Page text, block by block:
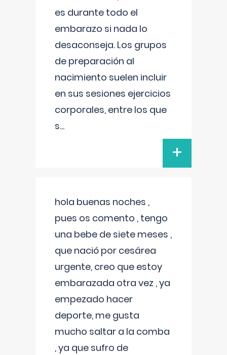
es durante todo el
embarazo si nada lo
desaconseja. Los grupos
de preparación al
nacimiento suelen incluir
en sus sesiones ejercicios
corporales, entre los que
s...
+
hola buenas noches ,
pues os comento , tengo
una bebe de siete meses ,
que nació por cesárea
urgente, creo que estoy
embarazada otra vez , ya
empezado hacer
deporte, me gusta
mucho saltar a la comba
, ya que sufro de